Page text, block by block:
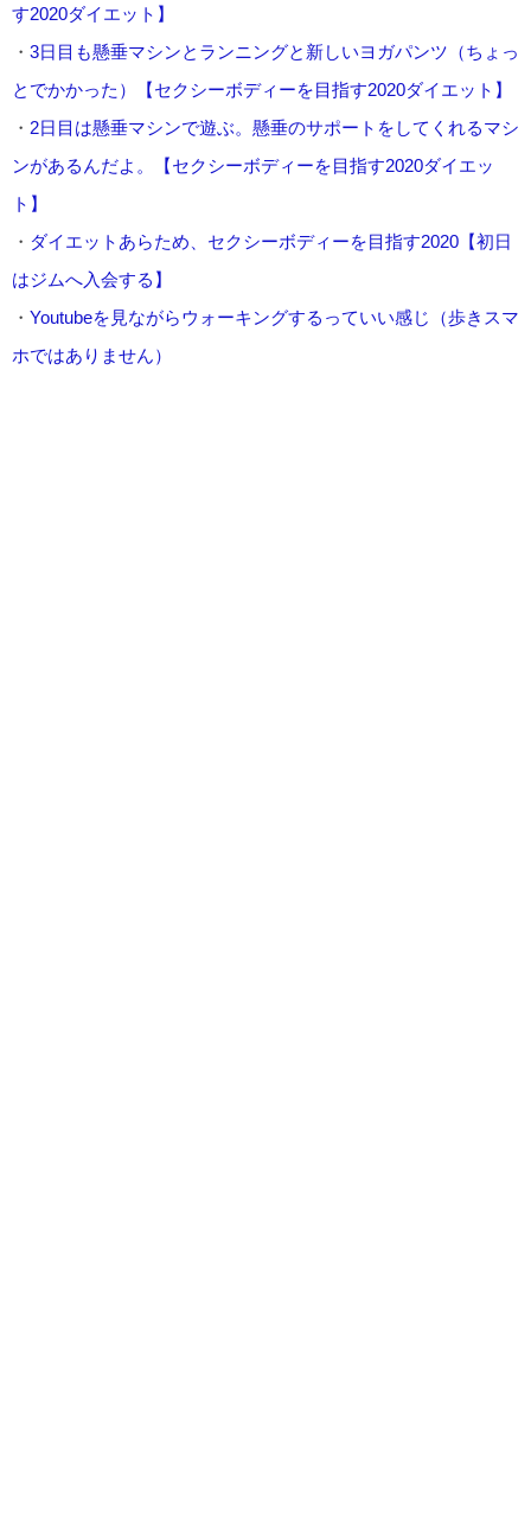
す2020ダイエット】
・ 3日目も懸垂マシンとランニングと新しいヨガパンツ（ちょっ
とでかかった）【セクシーボディーを目指す2020ダイエット】
・ 2日目は懸垂マシンで遊ぶ。懸垂のサポートをしてくれるマシ
ンがあるんだよ。【セクシーボディーを目指す2020ダイエッ
ト】
・ ダイエットあらため、セクシーボディーを目指す2020【初日
はジムへ入会する】
・ Youtubeを見ながらウォーキングするっていい感じ（歩きスマ
ホではありません）